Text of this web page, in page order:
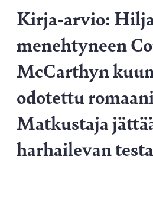
Kirja-arvio:
menehtyneen
McCarthyn
odotettu
Matkustaja
harhailevan